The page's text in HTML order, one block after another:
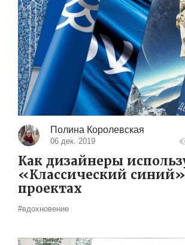
Полина Королевская
06 дек. 2019
Как дизайнеры
«Классический
проектах
#вдохновение